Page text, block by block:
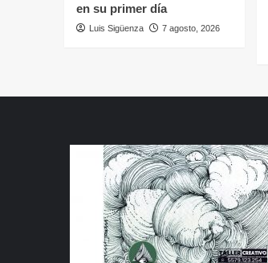
en su primer día
Luis Sigüenza 7 agosto, 2026